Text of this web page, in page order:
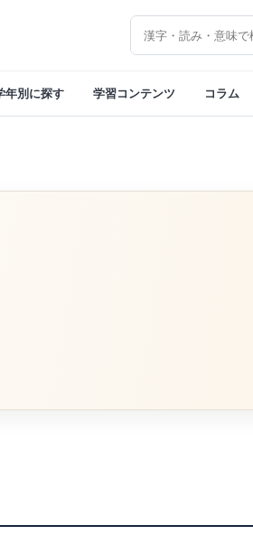
漢字を検索
年別に探す 学習コンテンツ コラム